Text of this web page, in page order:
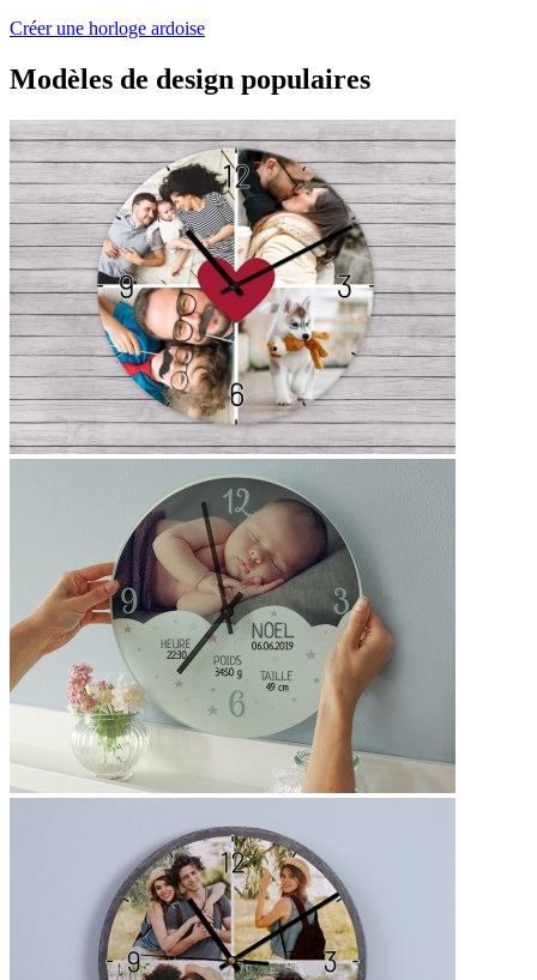
Créer une horloge ardoise
Modèles de design populaires